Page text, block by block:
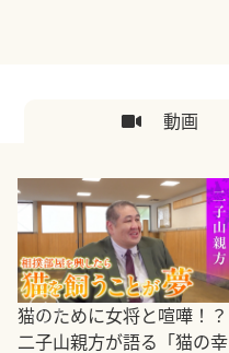
動画
猫のために女将と喧嘩！？
二子山親方が語る「猫の幸